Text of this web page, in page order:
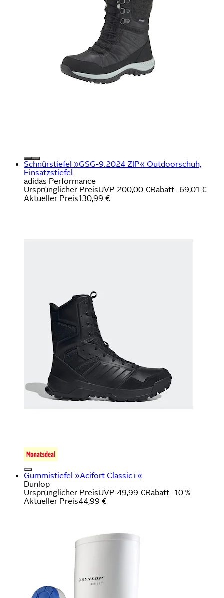
Schnürstiefel »GSG-9.2024 ZIP« Outdoorschuh,
Einsatzstiefel
adidas Performance
Ursprünglicher PreisUVP 200,00 €Rabatt- 69,01 €
Aktueller Preis130,99 €
Gummistiefel »Acifort Classic+«
Dunlop
Ursprünglicher PreisUVP 49,99 €Rabatt- 10 %
Aktueller Preis44,99 €